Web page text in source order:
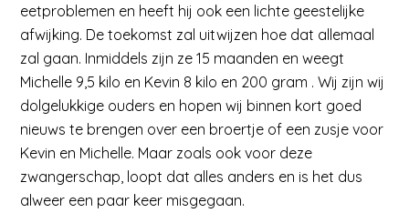
eetproblemen en heeft hij ook een lichte geestelijke
afwijking. De toekomst zal uitwijzen hoe dat allemaal
zal gaan. Inmiddels zijn ze 15 maanden en weegt
Michelle 9,5 kilo en Kevin 8 kilo en 200 gram . Wij zijn wij
dolgelukkige ouders en hopen wij binnen kort goed
nieuws te brengen over een broertje of een zusje voor
Kevin en Michelle. Maar zoals ook voor deze
zwangerschap, loopt dat alles anders en is het dus
alweer een paar keer misgegaan.